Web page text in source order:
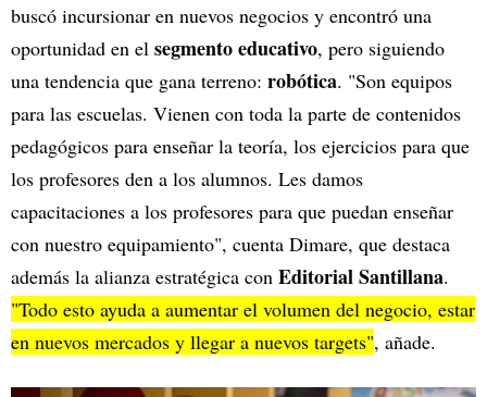
buscó incursionar en nuevos negocios y encontró una
oportunidad en el segmento educativo, pero siguiendo
una tendencia que gana terreno: robótica. "Son equipos
para las escuelas. Vienen con toda la parte de contenidos
pedagógicos para enseñar la teoría, los ejercicios para que
los profesores den a los alumnos. Les damos
capacitaciones a los profesores para que puedan enseñar
con nuestro equipamiento", cuenta Dimare, que destaca
además la alianza estratégica con Editorial Santillana.
"Todo esto ayuda a aumentar el volumen del negocio, estar
en nuevos mercados y llegar a nuevos targets", añade.